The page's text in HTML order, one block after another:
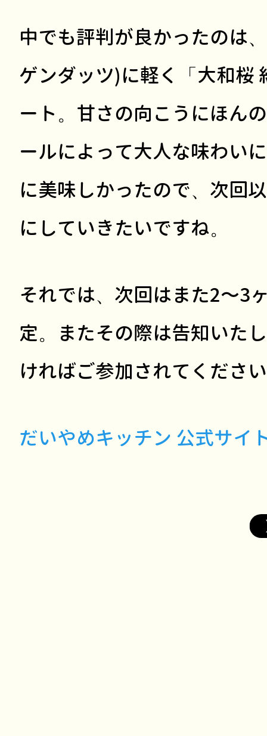
中でも評判が良かったのは
ゲンダッツ)に軽く「大和桜
ート。甘さの向こうにほん
ールによって大人な味わい
に美味しかったので、次回
にしていきたいですね。
それでは、次回はまた2〜3
定。またその際は告知いた
ければご参加されてくださ
だいやめキッチン 公式サイ